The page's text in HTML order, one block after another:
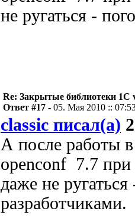
не ругаться -
Re: Закрытые библиотеки 1С
Ответ #17 - 05. Мая 2010 ::
classic писал(а)
А после работы
openconf 7.7 при
даже не
разработчиками.